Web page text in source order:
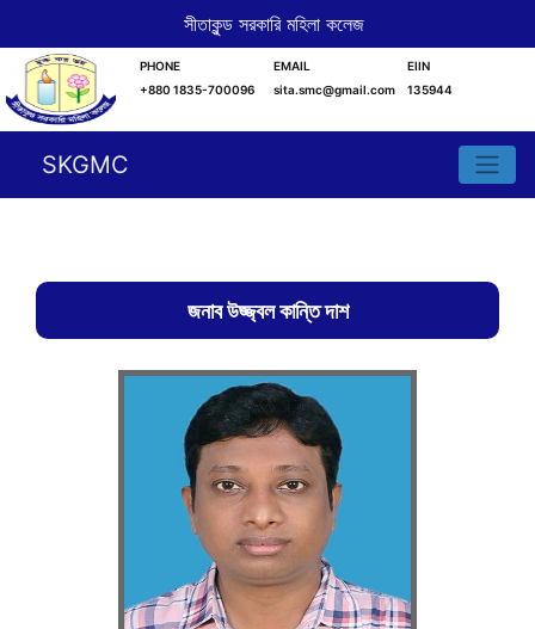
সীতাকুন্ড সরকারি মহিলা কলেজ
PHONE
+880 1835-700096
EMAIL
sita.smc@gmail.com
EIIN
135944
SKGMC
জনাব উজ্জ্বল কান্তি দাশ